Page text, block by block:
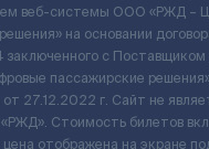
веб-системы ООО «РЖД –
на основании
с Поставщиком
пассажирские
27.12.2022 г. Сайт не
Стоимость билетов
цена отображена на экране